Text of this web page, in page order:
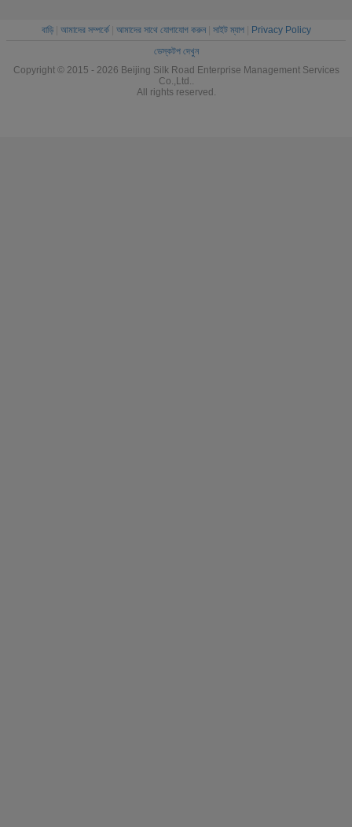
বাড়ি| আমাদের সম্পর্কে| আমাদের সাথে যোগাযোগ করুন| সাইট ম্যাপ|
Privacy Policy
ডেস্কটপ দেখুন
Copyright © 2015 - 2026 Beijing Silk Road Enterprise Management Services
Co.,Ltd..
All rights reserved.